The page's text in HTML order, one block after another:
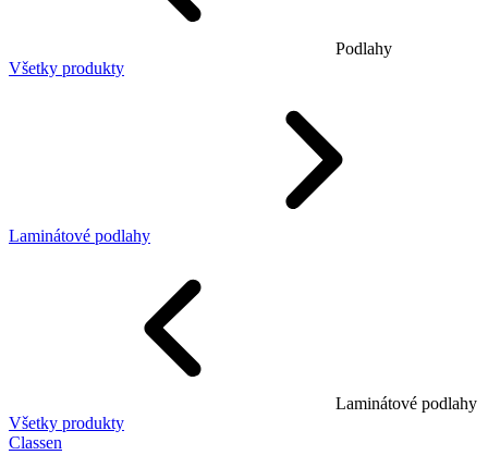
Podlahy
Všetky produkty
Laminátové podlahy
Laminátové podlahy
Všetky produkty
Classen